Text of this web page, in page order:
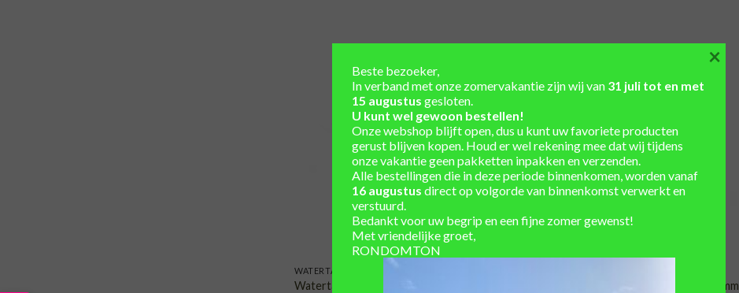
TOEVOEGEN
AAN
VERLANGLIJST
WATERTAFEL
Watertafel rond 800mm en 400mm hoog
AAN
Watertafel vierkant 1000x1000x400 mm
Beste bezoeker,
In verband met onze zomervakantie zijn wij van 31 juli tot en met
15 augustus gesloten.
U kunt wel gewoon bestellen!
Onze webshop blijft open, dus u kunt uw favoriete producten
gerust blijven kopen. Houd er wel rekening mee dat wij tijdens
onze vakantie geen pakketten inpakken en verzenden.
Alle bestellingen die in deze periode binnenkomen, worden vanaf
16 augustus direct op volgorde van binnenkomst verwerkt en
verstuurd.
Bedankt voor uw begrip en een fijne zomer gewenst!
Met vriendelijke groet,
RONDOMTON
×